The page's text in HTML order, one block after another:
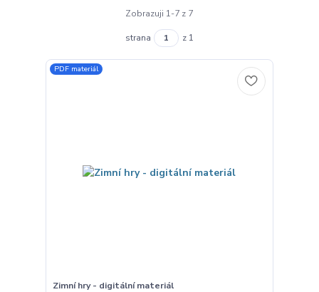
Zobrazuji 1-7 z 7
strana z 1
PDF materiál
Zimní hry - digitální materiál